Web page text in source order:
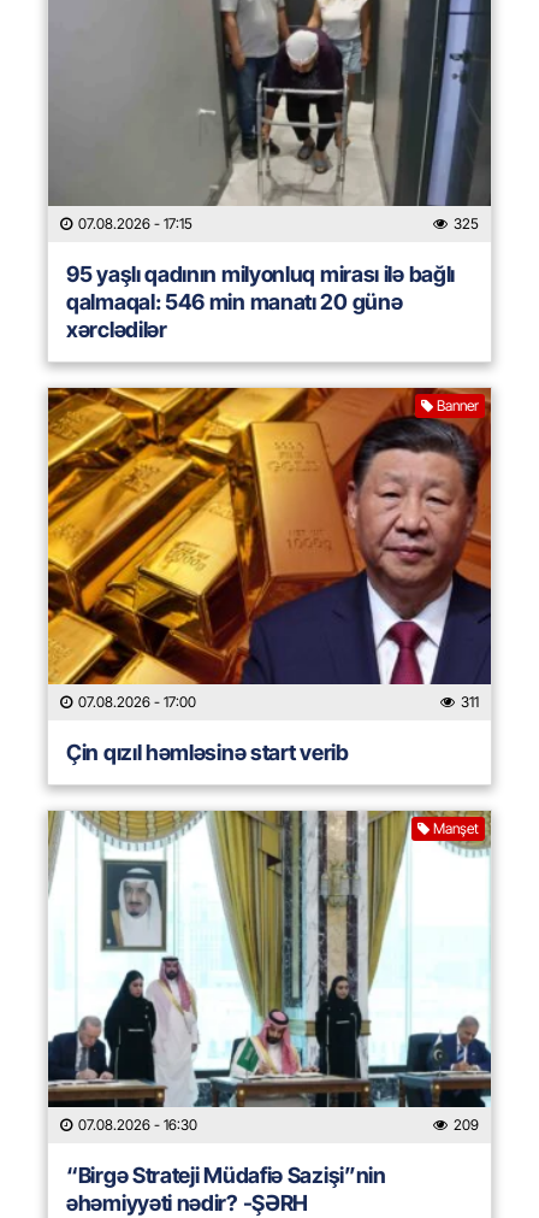
07.08.2026 - 17:15 325
95 yaşlı qadının milyonluq mirası ilə bağlı
qalmaqal: 546 min manatı 20 günə
xərclədilər
Banner
07.08.2026 - 17:00 311
Çin qızıl həmləsinə start verib
Manşet
07.08.2026 - 16:30 209
“Birgə Strateji Müdafiə Sazişi”nin
əhəmiyyəti nədir? -ŞƏRH